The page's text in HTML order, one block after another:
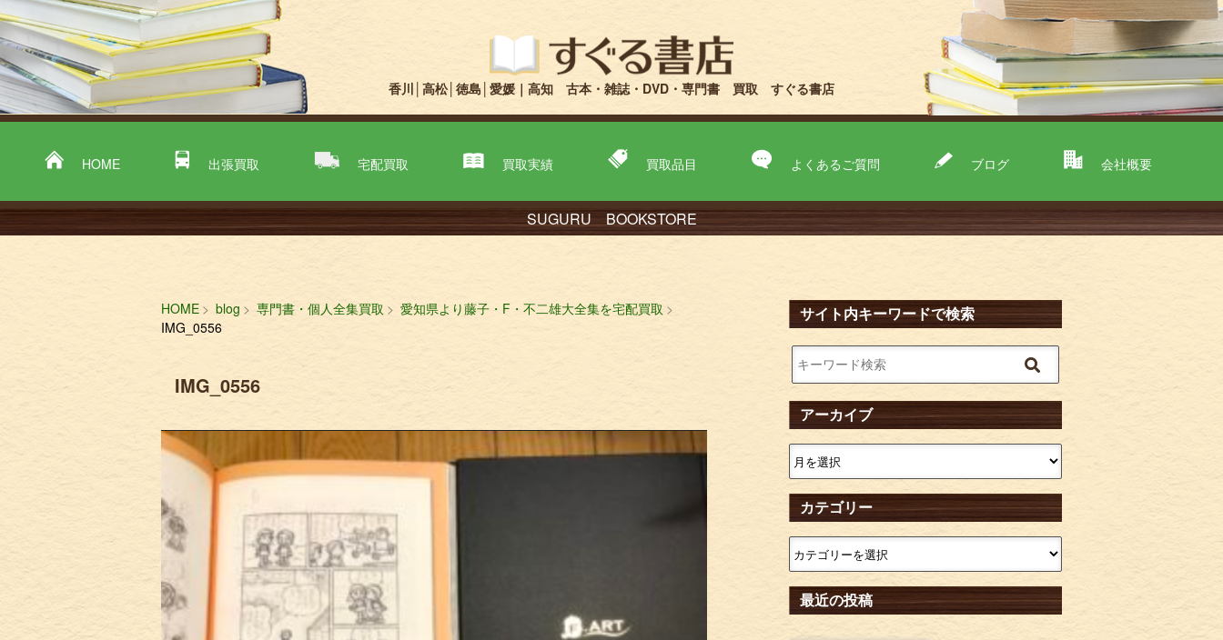
香川│高松│徳島│愛媛｜高知 古本・雑誌・DVD・専門書 買取 すぐる書店
HOME 出張買取 宅配買取 買取実績 買取品目 よくあるご質問 ブログ 会社概要
SUGURU BOOKSTORE
HOME blog 専門書・個人全集買取
愛知県より藤子・F・不二雄大全集を宅配買取
IMG_0556
IMG_0556
サイト内キーワードで検索
アーカイブ
カテゴリー
最近の投稿